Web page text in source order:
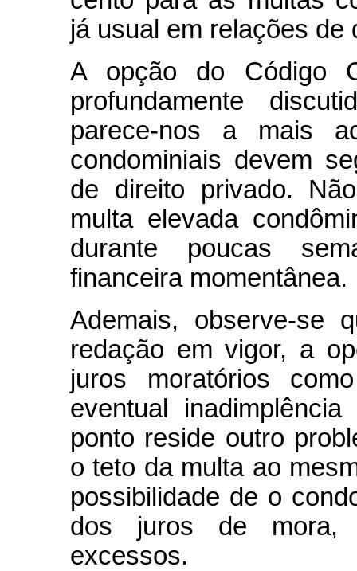
já usual em relações de
A opção do Código
profundamente
parece-nos a mais
condominiais devem
de direito privado.
multa elevada
durante poucas
financeira momentânea.
Ademais, observe-se
redação em vigor, a
juros moratórios
eventual
ponto reside outro
o teto da multa ao
possibilidade de o
dos juros de mora,
excessos.